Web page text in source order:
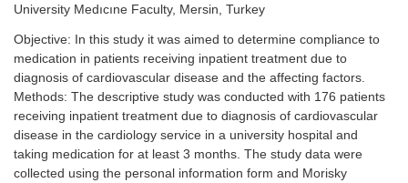
University Medıcıne Faculty, Mersin, Turkey
Objective: In this study it was aimed to determine compliance to
medication in patients receiving inpatient treatment due to
diagnosis of cardiovascular disease and the affecting factors.
Methods: The descriptive study was conducted with 176 patients
receiving inpatient treatment due to diagnosis of cardiovascular
disease in the cardiology service in a university hospital and
taking medication for at least 3 months. The study data were
collected using the personal information form and Morisky